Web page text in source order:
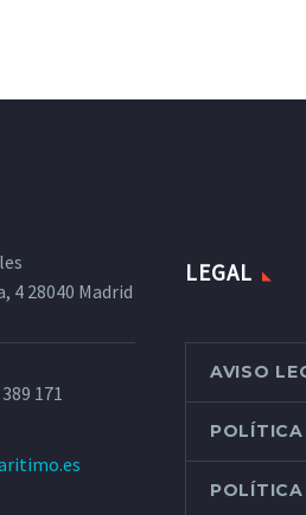
4 28040 Madrid
171
LEGAL
AVISO
POLÍTICA
POLÍTICA